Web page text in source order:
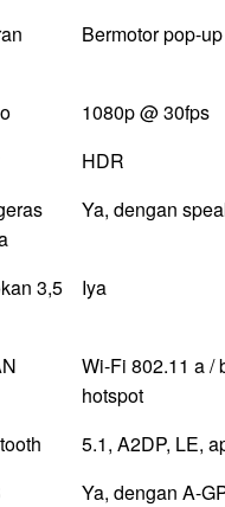
Bermotor pop-
1080p @ 30fps
HDR
Ya, dengan
3,5
Iya
Wi-Fi 802.11 a /
hotspot
5.1, A2DP, LE,
Ya, dengan A-